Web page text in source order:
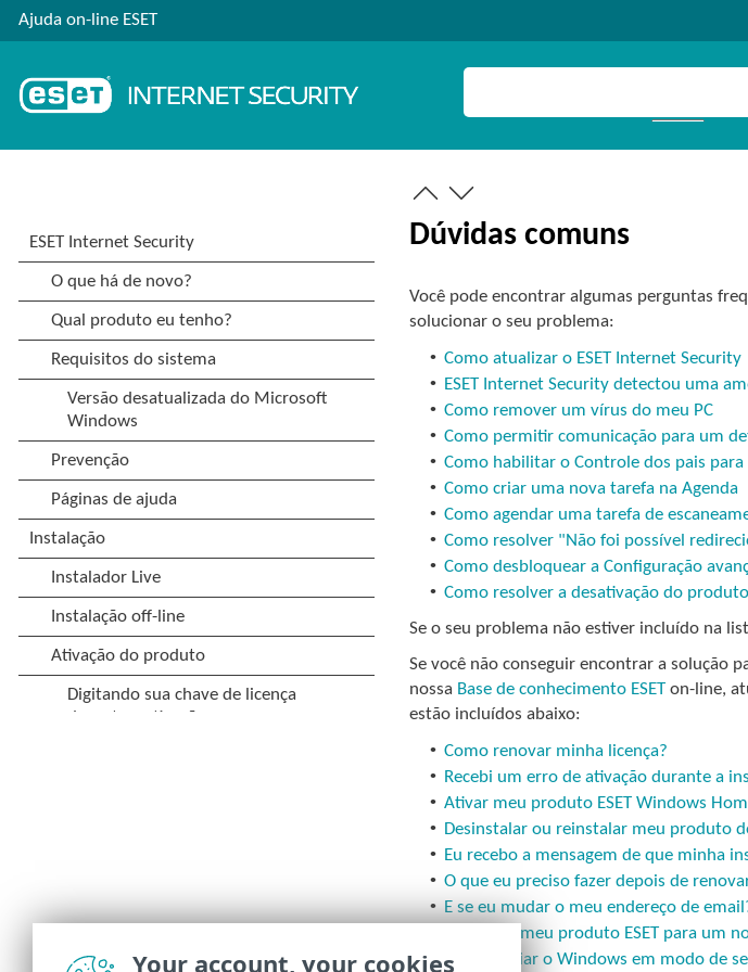
Ajuda on-line ESET
Dúvidas comuns
Você pode encontrar algumas perguntas
solucionar o seu problema:
• Como atualizar o ESET Internet Security
• ESET Internet Security detectou uma
• Como remover um vírus do meu PC
• Como permitir comunicação para um
• Como habilitar o Controle dos pais
• Como criar uma nova tarefa na Agenda
• Como agendar uma tarefa de
• Como resolver "Não foi possível
• Como desbloquear a Configuração
• Como resolver a desativação do produto
Se o seu problema não estiver incluído na
Se você não conseguir encontrar a solução
nossa Base de conhecimento ESET on-line,
estão incluídos abaixo:
• Como renovar minha licença?
• Recebi um erro de ativação durante a
• Ativar meu produto ESET Windows
• Desinstalar ou reinstalar meu produto
• Eu recebo a mensagem de que minha
• O que eu preciso fazer depois de
• E se eu mudar o meu endereço de
Transferir meu produto ESET para um
• Como iniciar o Windows em modo de
Your account, your cookies